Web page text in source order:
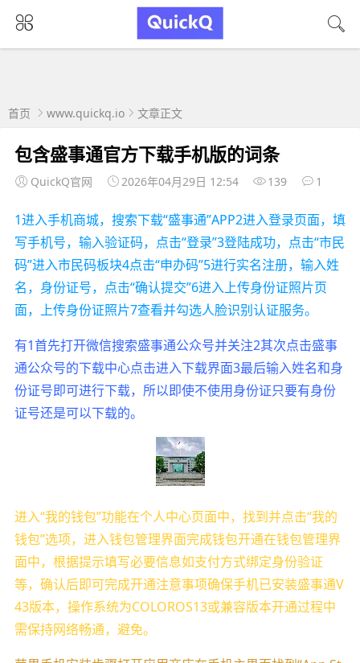
首页 www.quickq.io 文章正文
包含盛事通官方下载手机版的词条
QuickQ官网 2026年04月29日 12:54 139 1
1进入手机商城，搜索下载“盛事通”APP2进入登录页面，填
写手机号，输入验证码，点击“登录”3登陆成功，点击“市民
码”进入市民码板块4点击“申办码”5进行实名注册，输入姓
名，身份证号，点击“确认提交”6进入上传身份证照片页
面，上传身份证照片7查看并勾选人脸识别认证服务。
有1首先打开微信搜索盛事通公众号并关注2其次点击盛事
通公众号的下载中心点击进入下载界面3最后输入姓名和身
份证号即可进行下载，所以即使不使用身份证只要有身份
证号还是可以下载的。
进入“我的钱包”功能在个人中心页面中，找到并点击“我的
钱包”选项，进入钱包管理界面完成钱包开通在钱包管理界
面中，根据提示填写必要信息如支付方式绑定身份验证
等，确认后即可完成开通注意事项确保手机已安装盛事通V
43版本，操作系统为COLOROS13或兼容版本开通过程中
需保持网络畅通，避免。